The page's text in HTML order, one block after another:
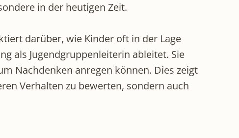
in der heutigen Zeit.
darüber, wie Kinder oft in der Lage
als Jugendgruppenleiterin ableitet. Sie
Nachdenken anregen können. Dies zeigt
Verhalten zu bewerten, sondern auch